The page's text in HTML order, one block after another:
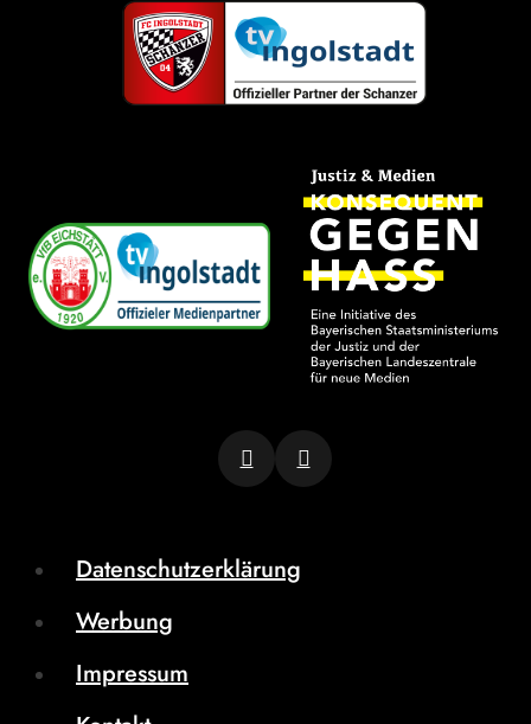
Datenschutzerklärung
Werbung
Impressum